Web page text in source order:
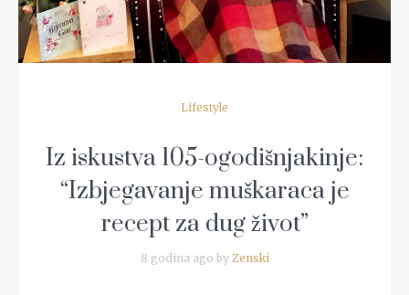
Lifestyle
Iz iskustva 105-ogodišnjakinje:
“Izbjegavanje muškaraca je
recept za dug život”
8 godina ago by Zenski